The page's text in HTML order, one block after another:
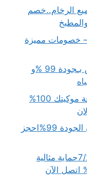
الرخام..خصم
– خصومات مميزة
شركة كشف تسربات المياه بالرياض بـجودة 99 %و
شركة تنظيف موكيت بالرياض لنظافة موكيتك 100%
شركة رش حشرات بالرياض بضمان الجودة 99%احجز
شركة عزل خزانات بالخرج خدمة7/24حماية مثالية